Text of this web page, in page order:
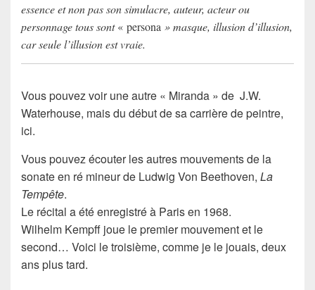
essence et non pas son simulacre, auteur, acteur ou
personnage tous sont« persona » masque, illusion d’illusion,
car seule l’illusion est vraie.
Vous pouvez voir une autre « Miranda » de J.W.
Waterhouse, mais du début de sa carrière de peintre,
ici.
Vous pouvez écouter les autres mouvements de la
sonate en ré mineur de Ludwig Von Beethoven, La
Tempête.
Le récital a été enregistré à Paris en 1968.
Wilhelm Kempff joue le premier mouvement et le
second… Voici le troisième, comme je le jouais, deux
ans plus tard.